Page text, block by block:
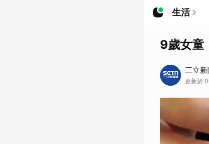
生活
9歲女童
三立新
更新於